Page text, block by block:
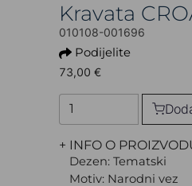
Kravata
010108-001696
Podijelite
73,00 €
+ INFO O
Dezen: Tematski
Motiv: Narodni vez